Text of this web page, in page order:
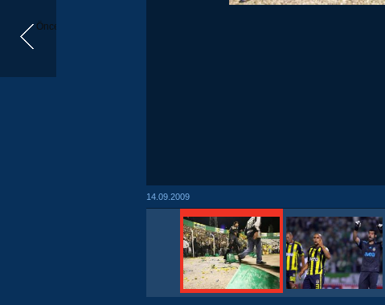
Önceki
14.09.2009